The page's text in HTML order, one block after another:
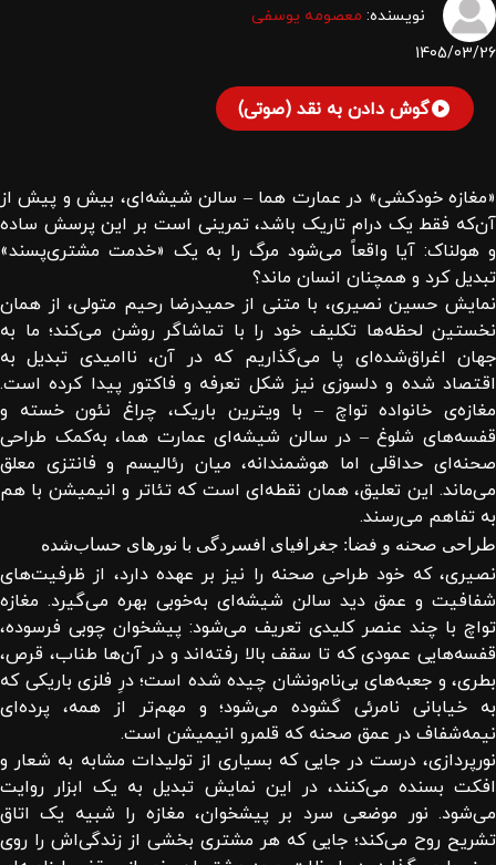
نویسنده: معصومه یوسفی
1405/03/26
گوش دادن به نقد (صوتی)
«مغازه خودکشی» در عمارت هما – سالن شیشه‌ای، بیش و پیش از
آن‌که فقط یک درام تاریک باشد، تمرینی است بر این پرسش ساده
و هولناک: آیا واقعاً می‌شود مرگ را به یک «خدمت مشتری‌پسند»
تبدیل کرد و همچنان انسان ماند؟
نمایش حسین نصیری، با متنی از حمیدرضا رحیم متولی، از همان
نخستین لحظه‌ها تکلیف خود را با تماشاگر روشن می‌کند؛ ما به
جهان اغراق‌شده‌ای پا می‌گذاریم که در آن، ناامیدی تبدیل به
اقتصاد شده و دلسوزی نیز شکل تعرفه و فاکتور پیدا کرده است.
مغازه‌ی خانواده تواچ – با ویترین باریک، چراغ نئون خسته و
قفسه‌های شلوغ – در سالن شیشه‌ای عمارت هما، به‌کمک طراحی
صحنه‌ای حداقلی اما هوشمندانه، میان رئالیسم و فانتزی معلق
می‌ماند. این تعلیق، همان نقطه‌ای است که تئاتر و انیمیشن با هم
به تفاهم می‌رسند.
طراحی صحنه و فضا: جغرافیای افسردگی با نورهای حساب‌شده
نصیری، که خود طراحی صحنه را نیز بر عهده دارد، از ظرفیت‌های
شفافیت و عمق دید سالن شیشه‌ای به‌خوبی بهره می‌گیرد. مغازه
تواچ با چند عنصر کلیدی تعریف می‌شود: پیشخوان چوبی فرسوده،
قفسه‌هایی عمودی که تا سقف بالا رفته‌اند و در آن‌ها طناب، قرص،
بطری، و جعبه‌های بی‌نام‌ونشان چیده شده است؛ درِ فلزی باریکی که
به خیابانی نامرئی گشوده می‌شود؛ و مهم‌تر از همه، پرده‌ای
نیمه‌شفاف در عمق صحنه که قلمرو انیمیشن است.
نورپردازی، درست در جایی که بسیاری از تولیدات مشابه به شعار و
افکت بسنده می‌کنند، در این نمایش تبدیل به یک ابزار روایت
می‌شود. نور موضعی سرد بر پیشخوان، مغازه را شبیه یک اتاق
تشریح روح می‌کند؛ جایی که هر مشتری بخشی از زندگی‌اش را روی